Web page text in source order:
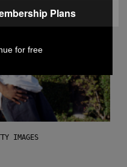
IMAGES
Plans
for free